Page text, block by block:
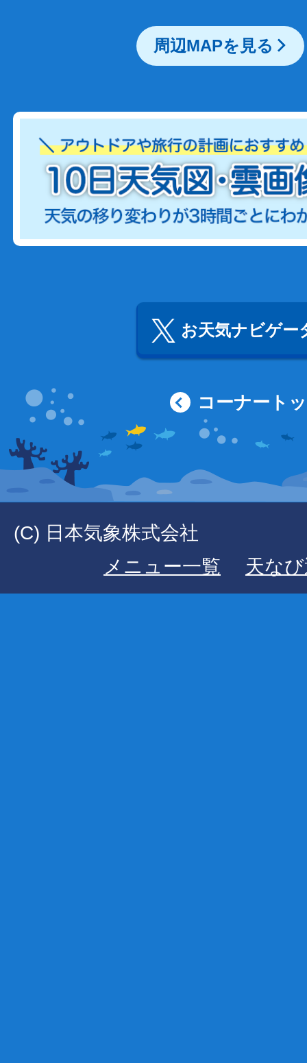
周辺MAPを見る
お天気ナビゲー
コーナート
(C) 日本気象株式会社
メニュー一覧
天な